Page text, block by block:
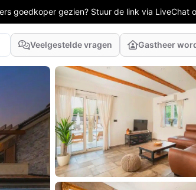
goedkoper gezien? Stuur de link via LiveChat
Veelgestelde vragen Gastheer